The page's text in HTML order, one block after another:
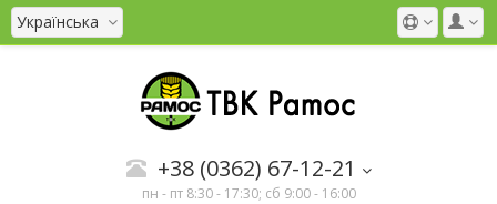
Українська
+38 (0362) 67-12-21
пн - пт 8:30 - 17:30; сб 9:00 - 16:00